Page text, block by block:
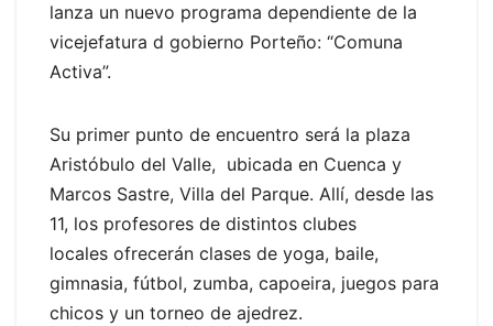
lanza un nuevo programa dependiente de la
vicejefatura d gobierno Porteño: “Comuna
Activa”.
Su primer punto de encuentro será la plaza
Aristóbulo del Valle, ubicada en Cuenca y
Marcos Sastre, Villa del Parque. Allí, desde las
11, los profesores de distintos clubes
locales ofrecerán clases de yoga, baile,
gimnasia, fútbol, zumba, capoeira, juegos para
chicos y un torneo de ajedrez.